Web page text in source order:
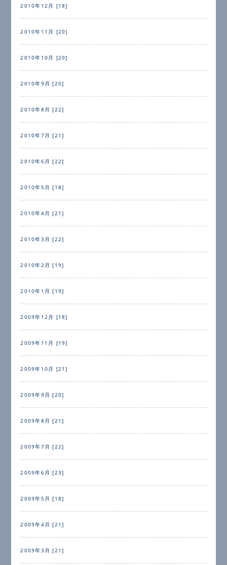
2010年12月 [18]
2010年11月 [20]
2010年10月 [20]
2010年9月 [20]
2010年8月 [22]
2010年7月 [21]
2010年6月 [22]
2010年5月 [18]
2010年4月 [21]
2010年3月 [22]
2010年2月 [19]
2010年1月 [19]
2009年12月 [18]
2009年11月 [19]
2009年10月 [21]
2009年9月 [20]
2009年8月 [21]
2009年7月 [22]
2009年6月 [23]
2009年5月 [18]
2009年4月 [21]
2009年3月 [21]